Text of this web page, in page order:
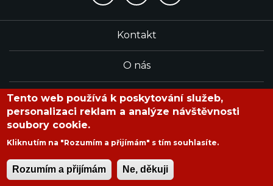
Kontakt
O nás
Redakce
Copyright © 2020 Muzikus s.r.o.
Tento web používá k poskytování služeb,
personalizaci reklam a analýze návštěvnosti
soubory cookie.
Kliknutím na "Rozumím a přijímám" s tím souhlasíte.
Rozumím a přijímám Ne, děkuji